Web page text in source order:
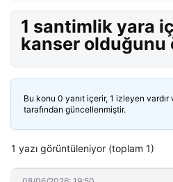
1 santimlik yara
kanser olduğunu
Bu konu 0 yanıt içerir, 1 izleyen vardır
tarafından güncellenmiştir.
1 yazı görüntüleniyor (toplam 1)